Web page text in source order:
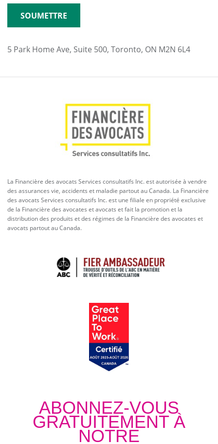
5 Park Home Ave, Suite 500, Toronto, ON M2N 6L4
La Financière des avocats Services consultatifs Inc. est autorisée à vendre
des assurances vie, accidents et maladie partout au Canada. La Financière
des avocats Services consultatifs Inc. est une filiale en propriété exclusive
de la Financière des avocates et avocats et fait la promotion et la
distribution des produits et des régimes de la Financière des avocates et
avocats partout au Canada.
ABONNEZ-VOUS
GRATUITEMENT À
NOTRE